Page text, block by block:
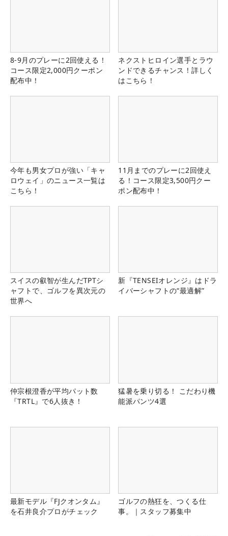
8-9月のプレーに2回使える！
コース限定2,000円クーポン
配布中！
ネクストヒロイン選手とラウ
ンドできるチャンス！詳しく
はこちら！
今年も男女プロが強い「キャ
ロウェイ」のニュース一覧は
こちら！
11月までのプレーに2回使え
る！コース限定3,500円クー
ポン配布中！
スイスの叡智が生んだTPTシ
ャフトで、ゴルフを異次元の
世界へ
新『TENSEIオレンジ』はドラ
イバーシャフトの“最適解”
仲宗根澄香が平均パット数
『TRTL』で6人抜き！
猛暑を乗り切る！ こだわり機
能派パンツ4選
最新モデル『FJクオンタム』
を石井良介プロがチェック
ゴルフの熱狂を、つくる仕
事。｜スタッフ募集中